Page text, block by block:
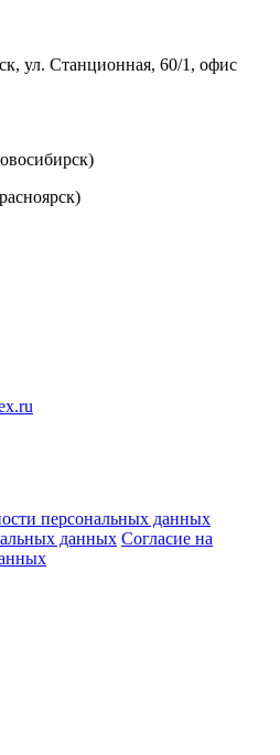
ул. Станционная, 60/1, офис
персональных данных
данных Согласие на